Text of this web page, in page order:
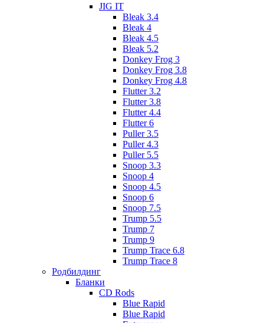
JIG IT
Bleak 3.4
Bleak 4
Bleak 4.5
Bleak 5.2
Donkey Frog 3
Donkey Frog 3.8
Donkey Frog 4.8
Flutter 3.2
Flutter 3.8
Flutter 4.4
Flutter 6
Puller 3.5
Puller 4.3
Puller 5.5
Snoop 3.3
Snoop 4
Snoop 4.5
Snoop 6
Snoop 7.5
Trump 5.5
Trump 7
Trump 9
Trump Trace 6.8
Trump Trace 8
Родбилдинг
Бланки
CD Rods
Blue Rapid
Blue Rapid